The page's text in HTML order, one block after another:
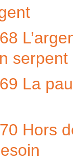
serpent
La
Hors